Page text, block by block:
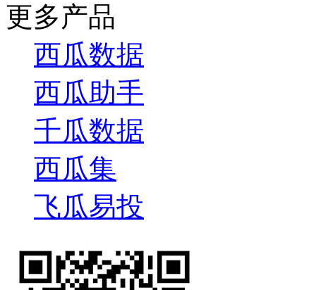
更多产品
西瓜数据
西瓜助手
千瓜数据
西瓜集
飞瓜易投